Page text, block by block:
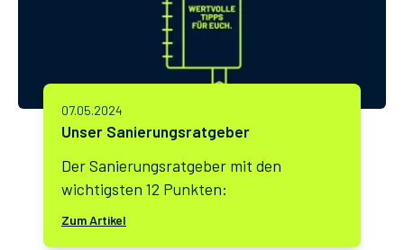
07.05.2024
Unser Sanierungsratgeber
Der Sanierungsratgeber mit den
wichtigsten 12 Punkten:
Zum Artikel